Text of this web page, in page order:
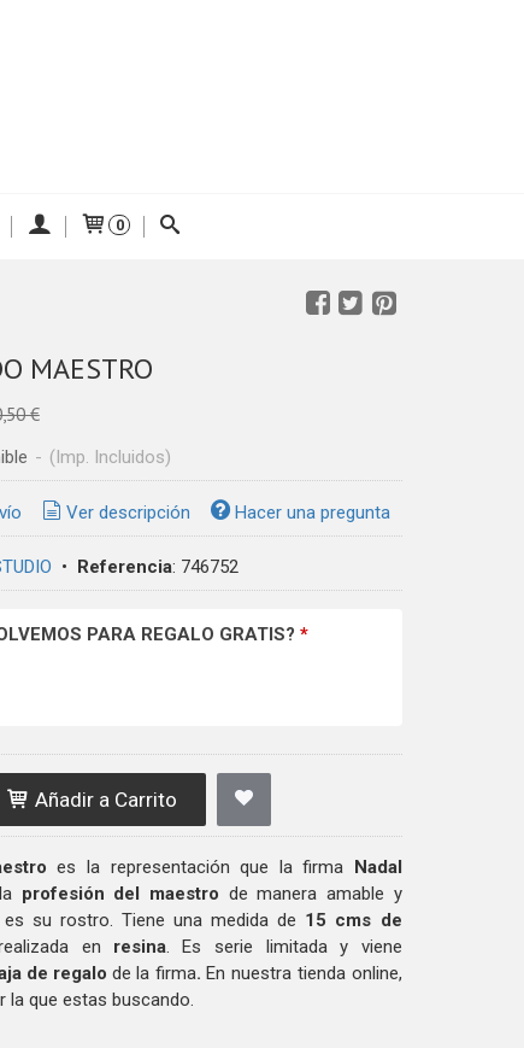
0
MAESTRO
€
- (Imp. Incluidos)
Ver descripción Hacer una pregunta
• Referencia: 746752
PARA REGALO GRATIS? *
Añadir a Carrito
es la representación que la firma Nadal
profesión del maestro de manera amable y
es su rostro. Tiene una medida de 15 cms de
en resina. Es serie limitada y viene
de regalo de la firma. En nuestra tienda online,
la que estas buscando.